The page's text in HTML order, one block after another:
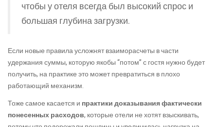
чтобы у отеля всегда был высокий спрос и
большая глубина загрузки.
Если новые правила усложнят взаиморасчеты в части
удержания суммы, которую якобы “потом” с гостя нужно будет
получить, на практике это может превратиться в плохо
работающий механизм.
Тоже самое касается и практики доказывания фактически
понесенных расходов, которые отели не хотят взыскивать,